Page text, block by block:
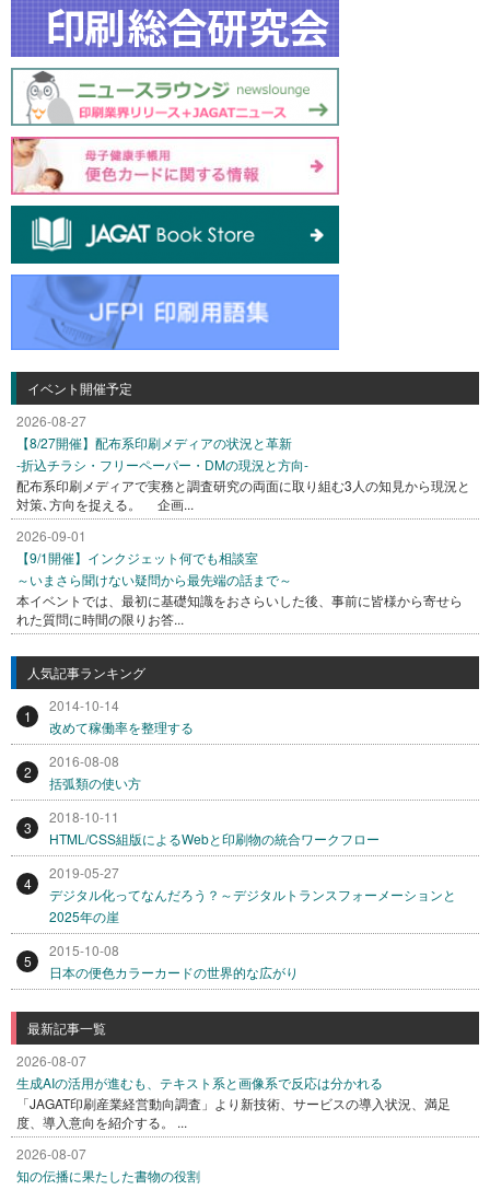
イベント開催予定
2026-08-27
【8/27開催】配布系印刷メディアの状況と革新
-折込チラシ・フリーペーパー・DMの現況と方向-
配布系印刷メディアで実務と調査研究の両面に取り組む3人の知見から現況と
対策､方向を捉える。 企画...
2026-09-01
【9/1開催】インクジェット何でも相談室
～いまさら聞けない疑問から最先端の話まで～
本イベントでは、最初に基礎知識をおさらいした後、事前に皆様から寄せら
れた質問に時間の限りお答...
人気記事ランキング
1
2014-10-14
改めて稼働率を整理する
2
2016-08-08
括弧類の使い方
3
2018-10-11
HTML/CSS組版によるWebと印刷物の統合ワークフロー
4
2019-05-27
デジタル化ってなんだろう？～デジタルトランスフォーメーションと
2025年の崖
5
2015-10-08
日本の便色カラーカードの世界的な広がり
最新記事一覧
2026-08-07
生成AIの活用が進むも、テキスト系と画像系で反応は分かれる
「JAGAT印刷産業経営動向調査」より新技術、サービスの導入状況、満足
度、導入意向を紹介する。 ...
2026-08-07
知の伝播に果たした書物の役割